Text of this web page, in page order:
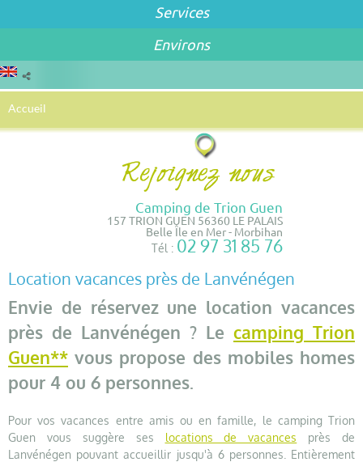
Services
Environs
Accueil
Camping de Trion Guen
157 TRION GUEN 56360 LE PALAIS
Belle Île en Mer - Morbihan
Tél : 02 97 31 85 76
Location vacances près de Lanvénégen
Envie de réservez une location vacances
près de Lanvénégen ? Le camping Trion
Guen** vous propose des mobiles homes
pour 4 ou 6 personnes.
Pour vos vacances entre amis ou en famille, le camping Trion
Guen vous suggère ses locations de vacances près de
Lanvénégen pouvant accueillir jusqu'à 6 personnes. Entièrement